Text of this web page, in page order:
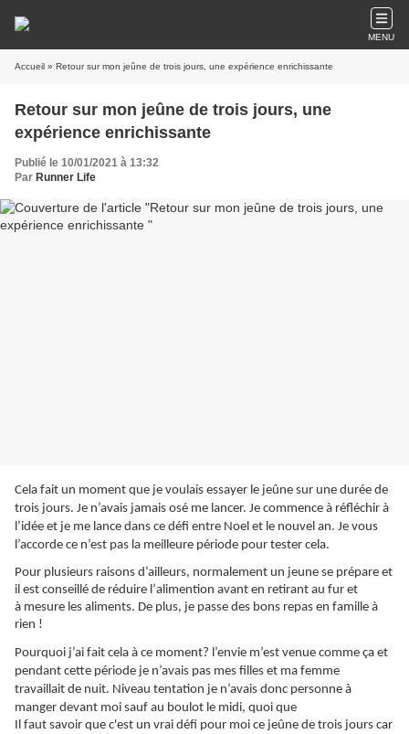
MENU
Accueil » Retour sur mon jeûne de trois jours, une expérience enrichissante
Retour sur mon jeûne de trois jours, une
expérience enrichissante
Publié le 10/01/2021 à 13:32
Par Runner Life
Cela fait un moment que je voulais essayer le jeûne sur une durée de
trois jours. Je n’avais jamais osé me lancer. Je commence à réfléchir à
l’idée et je me lance dans ce défi entre Noel et le nouvel an. Je vous
l’accorde ce n’est pas la meilleure période pour tester cela.
Pour plusieurs raisons d’ailleurs, normalement un jeune se prépare et
il est conseillé de réduire l’alimention avant en retirant au fur et
à mesure les aliments. De plus, je passe des bons repas en famille à
rien !
Pourquoi j’ai fait cela à ce moment? l’envie m’est venue comme ça et
pendant cette période je n’avais pas mes filles et ma femme
travaillait de nuit. Niveau tentation je n’avais donc personne à
manger devant moi sauf au boulot le midi, quoi que
Il faut savoir que c'est un vrai défi pour moi ce jeûne de trois jours car